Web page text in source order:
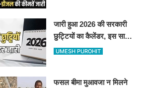
जारी हुआ 2026 की सरकारी
छुट्टियों का कैलेंडर, इस साल
कई बार मिलेगा लगातार
UMESH PUROHIT
फसल बीमा मुआवजा न मिलने